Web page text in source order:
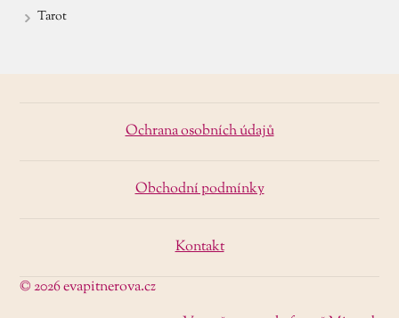
Tarot
Ochrana osobních údajů
Obchodní podmínky
Kontakt
© 2026 evapitnerova.cz